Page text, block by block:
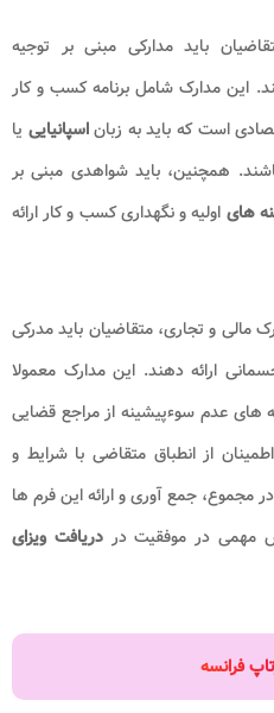
باید مدارکی مبنی بر توجیه
این مدارک شامل برنامه کسب و کار
است که باید به زباناسپانیایی یا
همچنین، باید شواهدی مبنی بر
های اولیه و نگهداری کسب و کار ارائه
مالی و تجاری، متقاضیان باید مدرکی
ارائه دهند. این مدارک معمولا
عدم سوءپیشینه از مراجع قضایی
از انطباق متقاضی با شرایط و
مجموع، جمع آوری و ارائه این فرم ها
مهمی در موفقیت دردریافت ویزای
فرانسه